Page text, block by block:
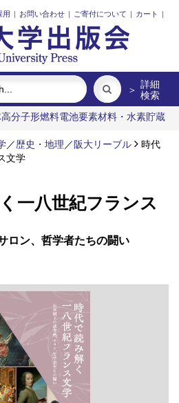
用 | お問い合わせ | ご寄付について | カート |
＞ 詳細
検索
高分子形燃料電池要素材料・水素貯蔵
プの流体力学
インドネシア上演芸
／歴史・地理 ／ 阪大リーブル
時代
文学
一八世紀フランス
ロン、哲学者たちの闘い